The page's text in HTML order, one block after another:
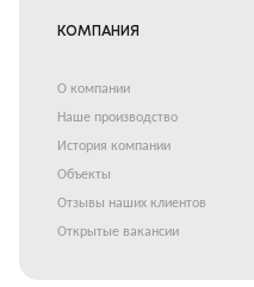
КОМПАНИЯ
О компании
Наше производство
История компании
Объекты
Отзывы наших клиентов
Открытые вакансии